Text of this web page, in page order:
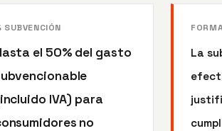
SUBVENCIÓN
el 50% del gasto
IVA) para
no
La